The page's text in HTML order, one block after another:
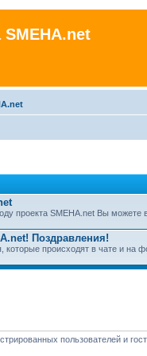
проекта SMEHA.net Вы можете
Поздравления!
которые происходят в чате и на
пользователей и